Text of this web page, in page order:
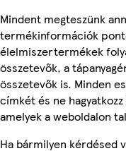
Mindent megteszünk
termékinformációk
élelmiszertermékek
összetevők, a
összetevők is. Minden
címkét és ne
amelyek a weboldalon
Ha bármilyen kérdésed